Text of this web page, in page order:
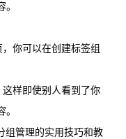
你可以在创建标签组
样即使别人看到了你
组管理的实用技巧和教